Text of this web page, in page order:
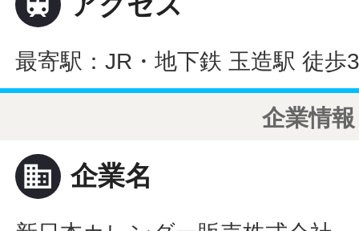
最寄駅：JR・地下鉄 玉造駅 徒歩
企業情報
business 企業名